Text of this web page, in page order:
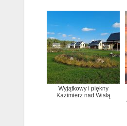
Wyjątkowy i piękny
Kazimierz nad Wisłą